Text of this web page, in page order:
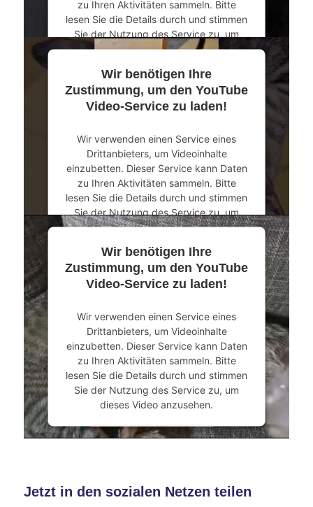
zu Ihren Aktivitäten sammeln. Bitte
lesen Sie die Details durch und stimmen
Sie der Nutzung des Service zu, um
dieses Video anzusehen.
Mehr Informationen
powered byUsercentrics Consent
Management Platform&eRecht24
Wir benötigen Ihre
Zustimmung, um den YouTube
Video-Service zu laden!
Wir verwenden einen Service eines
Drittanbieters, um Videoinhalte
einzubetten. Dieser Service kann Daten
zu Ihren Aktivitäten sammeln. Bitte
lesen Sie die Details durch und stimmen
Sie der Nutzung des Service zu, um
dieses Video anzusehen.
Mehr Informationen
powered byUsercentrics Consent
Management Platform&eRecht24
Wir benötigen Ihre
Zustimmung, um den YouTube
Video-Service zu laden!
Wir verwenden einen Service eines
Drittanbieters, um Videoinhalte
einzubetten. Dieser Service kann Daten
zu Ihren Aktivitäten sammeln. Bitte
lesen Sie die Details durch und stimmen
Sie der Nutzung des Service zu, um
dieses Video anzusehen.
Mehr Informationen
powered byUsercentrics Consent
Jetzt in den sozialen Netzen teilen